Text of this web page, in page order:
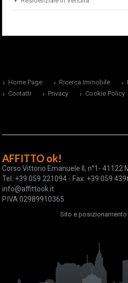
Home Page Ricerca Immobile
Contatti
Privacy Cookie Policy
AFFITTO ok!
Corso Vittorio Emanuele II, n°1- 41122
Tel: +39 059 221094 - Fax: +39 059
info@affittook.it
P.IVA 02989910365
Sito e posizionamento